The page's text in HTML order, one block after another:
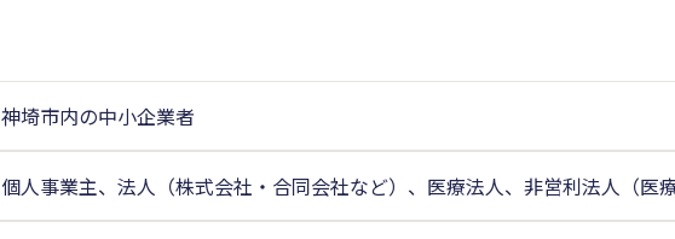
神埼市内の中小企業者
個人事業主、法人（株式会社・合同会社など）、医療法人、非営利法人（医